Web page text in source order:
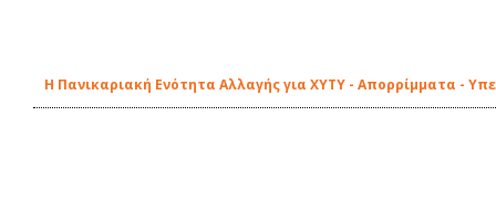
Η Πανικαριακή Ενότητα Αλλαγής για ΧΥΤΥ - Απορρίμματα -